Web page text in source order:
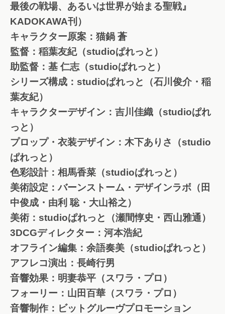
最後の戦場、あるいは世界が始まる聖戦』
KADOKAWA刊）
キャラクター原案：猫鍋 蒼
監督：稲葉友紀（studioぱれっと）
助監督：基 仁志（studioぱれっと）
シリーズ構成：studioぱれっと（石川俊介・稲
葉友紀）
キャラクターデザイン：吉川佳織（studioぱれ
っと）
プロップ・衣装デザイン：木下ありさ（studio
ぱれっと）
色彩設計：相馬香菜（studioぱれっと）
美術設定：バーンストーム・デザインラボ（田
中俊成・由利 聡・大山裕之）
美術：studioぱれっと（瀬間惇史・西山雅通）
3DCGディレクター：河本浩紀
オフライン編集：余語奏美（studioぱれっと）
アフレコ演出：長崎行男
音響効果：明妻恭平（スワラ・プロ）
フォーリー：山田百華（スワラ・プロ）
音響制作：ビットグルーヴプロモーション